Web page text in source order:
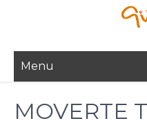
Menu
MOVERTE